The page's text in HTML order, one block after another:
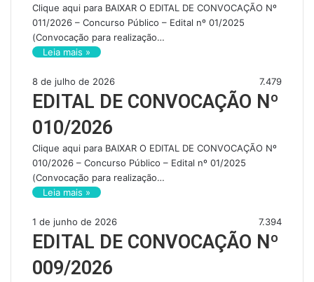
Clique aqui para BAIXAR O EDITAL DE CONVOCAÇÃO Nº
011/2026 – Concurso Público – Edital nº 01/2025
(Convocação para realização…
Leia mais »
8 de julho de 2026 7.479
EDITAL DE CONVOCAÇÃO Nº
010/2026
Clique aqui para BAIXAR O EDITAL DE CONVOCAÇÃO Nº
010/2026 – Concurso Público – Edital nº 01/2025
(Convocação para realização…
Leia mais »
1 de junho de 2026 7.394
EDITAL DE CONVOCAÇÃO Nº
009/2026